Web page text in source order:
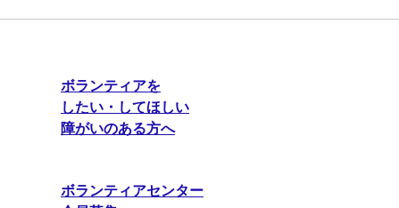
ボランティアを
したい・してほしい
障がいのある方へ
ボランティアセンター